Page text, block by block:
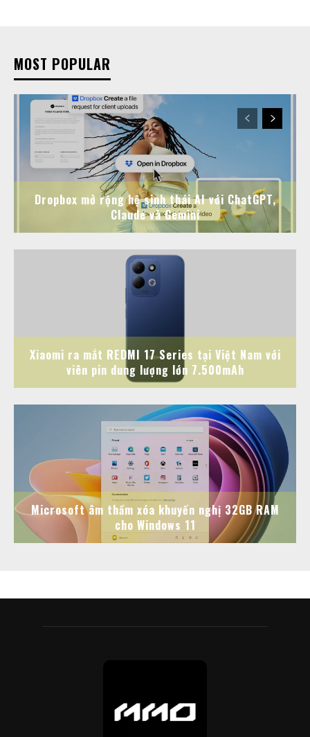
MOST POPULAR
Dropbox mở rộng hệ sinh thái AI với ChatGPT,
Claude và Gemini
Xiaomi ra mắt REDMI 17 Series tại Việt Nam với
viên pin dung lượng lớn 7.500mAh
Microsoft âm thầm xóa khuyến nghị 32GB RAM
cho Windows 11